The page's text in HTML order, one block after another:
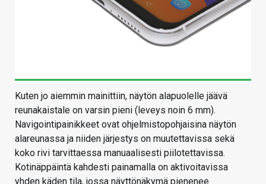
Kuten jo aiemmin mainittiin, näytön alapuolelle jäävä
reunakaistale on varsin pieni (leveys noin 6 mm).
Navigointipainikkeet ovat ohjelmistopohjaisina näytön
alareunassa ja niiden järjestys on muutettavissa sekä
koko rivi tarvittaessa manuaalisesti piilotettavissa.
Kotinäppäintä kahdesti painamalla on aktivoitavissa
yhden käden tila, jossa näyttönäkymä pienenee